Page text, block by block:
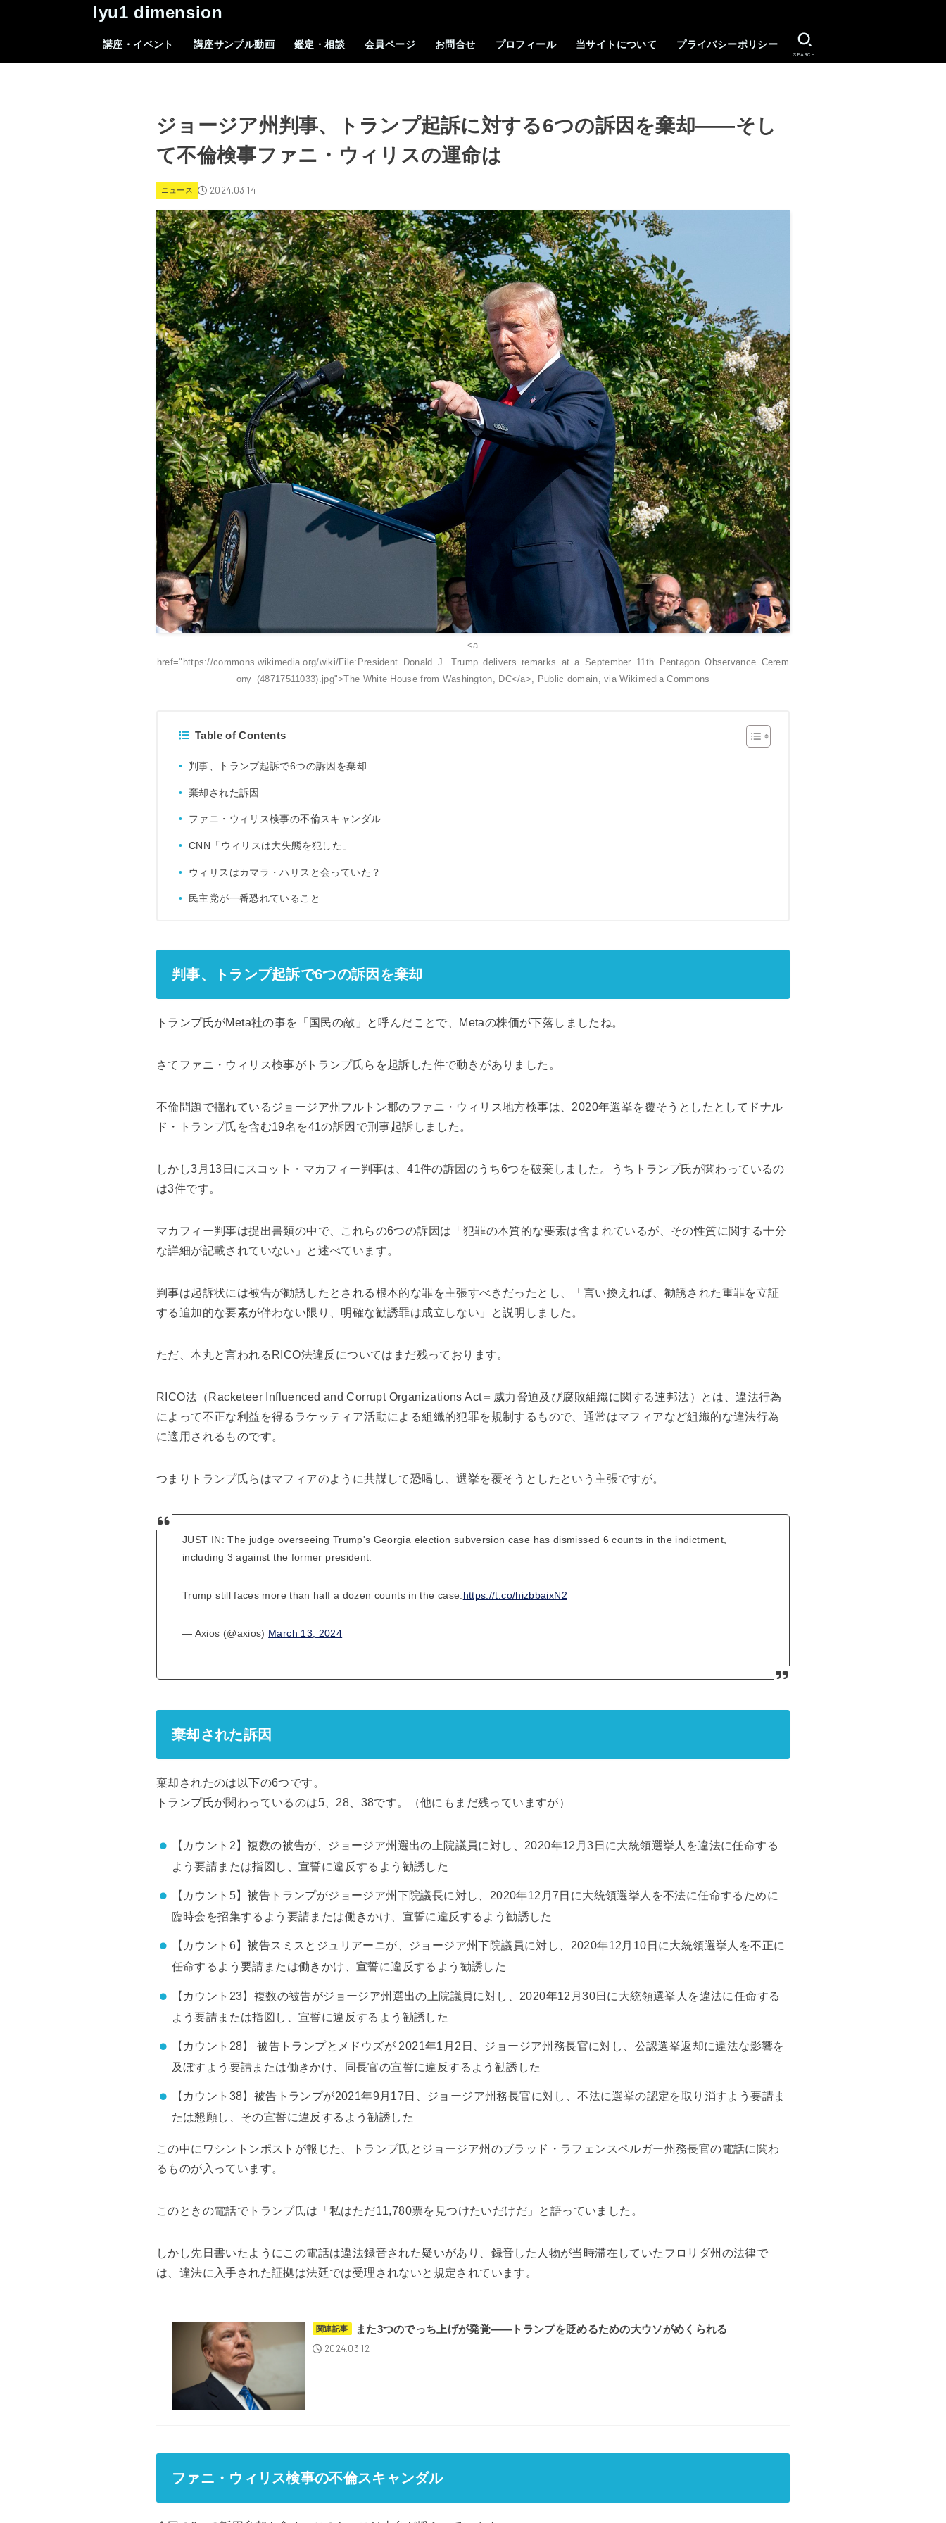
lyu1 dimension
講座・イベント 講座サンプル動画 鑑定・相談 会員ページ お問合せ プロフィール 当サイトについて プライバシーポリシー
SEARCH
ジョージア州判事、トランプ起訴に対する6つの訴因を棄却――そし
て不倫検事ファニ・ウィリスの運命は
ニュース 2024.03.14
<a
href="https://commons.wikimedia.org/wiki/File:President_Donald_J._Trump_delivers_remarks_at_a_September_11th_Pentagon_Observance_Cerem
ony_(48717511033).jpg">The White House from Washington, DC</a>, Public domain, via Wikimedia Commons
Table of Contents
判事、トランプ起訴で6つの訴因を棄却
棄却された訴因
ファニ・ウィリス検事の不倫スキャンダル
CNN「ウィリスは大失態を犯した」
ウィリスはカマラ・ハリスと会っていた？
民主党が一番恐れていること
判事、トランプ起訴で6つの訴因を棄却
トランプ氏がMeta社の事を「国民の敵」と呼んだことで、Metaの株価が下落しましたね。
さてファニ・ウィリス検事がトランプ氏らを起訴した件で動きがありました。
不倫問題で揺れているジョージア州フルトン郡のファニ・ウィリス地方検事は、2020年選挙を覆そうとしたとしてドナル
ド・トランプ氏を含む19名を41の訴因で刑事起訴しました。
しかし3月13日にスコット・マカフィー判事は、41件の訴因のうち6つを破棄しました。うちトランプ氏が関わっているの
は3件です。
マカフィー判事は提出書類の中で、これらの6つの訴因は「犯罪の本質的な要素は含まれているが、その性質に関する十分
な詳細が記載されていない」と述べています。
判事は起訴状には被告が勧誘したとされる根本的な罪を主張すべきだったとし、「言い換えれば、勧誘された重罪を立証
する追加的な要素が伴わない限り、明確な勧誘罪は成立しない」と説明しました。
ただ、本丸と言われるRICO法違反についてはまだ残っております。
RICO法（Racketeer Influenced and Corrupt Organizations Act＝威力脅迫及び腐敗組織に関する連邦法）とは、違法行為
によって不正な利益を得るラケッティア活動による組織的犯罪を規制するもので、通常はマフィアなど組織的な違法行為
に適用されるものです。
つまりトランプ氏らはマフィアのように共謀して恐喝し、選挙を覆そうとしたという主張ですが。
JUST IN: The judge overseeing Trump's Georgia election subversion case has dismissed 6 counts in the indictment,
including 3 against the former president.
Trump still faces more than half a dozen counts in the case.https://t.co/hizbbaixN2
— Axios (@axios) March 13, 2024
棄却された訴因
棄却されたのは以下の6つです。
トランプ氏が関わっているのは5、28、38です。（他にもまだ残っていますが）
【カウント2】複数の被告が、ジョージア州選出の上院議員に対し、2020年12月3日に大統領選挙人を違法に任命する
よう要請または指図し、宣誓に違反するよう勧誘した
【カウント5】被告トランプがジョージア州下院議長に対し、2020年12月7日に大統領選挙人を不法に任命するために
臨時会を招集するよう要請または働きかけ、宣誓に違反するよう勧誘した
【カウント6】被告スミスとジュリアーニが、ジョージア州下院議員に対し、2020年12月10日に大統領選挙人を不正に
任命するよう要請または働きかけ、宣誓に違反するよう勧誘した
【カウント23】複数の被告がジョージア州選出の上院議員に対し、2020年12月30日に大統領選挙人を違法に任命する
よう要請または指図し、宣誓に違反するよう勧誘した
【カウント28】 被告トランプとメドウズが 2021年1月2日、ジョージア州務長官に対し、公認選挙返却に違法な影響を
及ぼすよう要請または働きかけ、同長官の宣誓に違反するよう勧誘した
【カウント38】被告トランプが2021年9月17日、ジョージア州務長官に対し、不法に選挙の認定を取り消すよう要請ま
たは懇願し、その宣誓に違反するよう勧誘した
この中にワシントンポストが報じた、トランプ氏とジョージア州のブラッド・ラフェンスペルガー州務長官の電話に関わ
るものが入っています。
このときの電話でトランプ氏は「私はただ11,780票を見つけたいだけだ」と語っていました。
しかし先日書いたようにこの電話は違法録音された疑いがあり、録音した人物が当時滞在していたフロリダ州の法律で
は、違法に入手された証拠は法廷では受理されないと規定されています。
関連記事 また3つのでっち上げが発覚――トランプを貶めるための大ウソがめくられる
2024.03.12
ファニ・ウィリス検事の不倫スキャンダル